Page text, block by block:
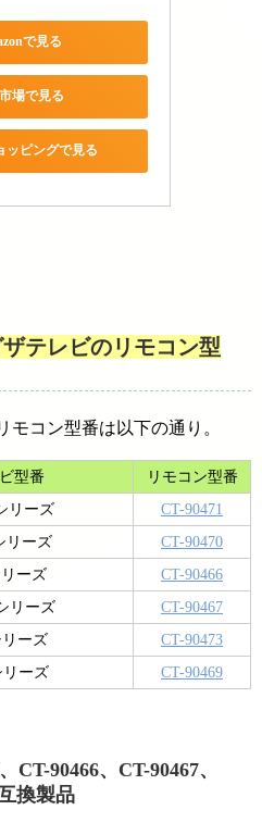
で見る
場で見る
ッピングで見る
テレビのリモコン型
モコン型番は以下の通り。
型番
リモコン型番
リーズ
CT-90471
リーズ
CT-90470
リーズ
CT-90466
リーズ
CT-90467
リーズ
CT-90473
リーズ CT-90469
CT-90466、CT-90467、
換製品